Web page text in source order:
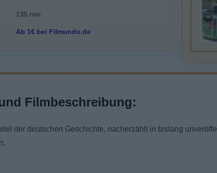
135 min
Ab 1€ bei Filmundo.de
Filmbeschreibung:
der deutschen Geschichte, nacherzählt in bislang